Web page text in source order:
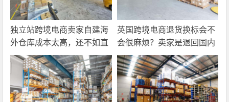
独立站跨境电商卖家自建海
外仓库成本太高，还不如直
接找第三方自营海外仓！
英国跨境电商退货换标会不
会很麻烦？卖家是退回国内
还是在海外直接处理？